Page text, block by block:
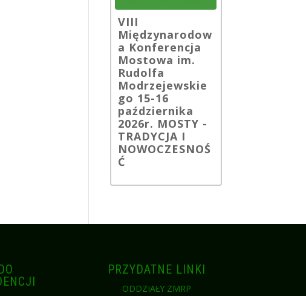
VIII
Międzynarodow
a Konferencja
Mostowa im.
Rudolfa
Modrzejewskie
go 15-16
października
2026r. MOSTY -
TRADYCJA I
NOWOCZESNOŚ
Ć
PRZYDATNE LINKI
ODDZIAŁY ZMRP